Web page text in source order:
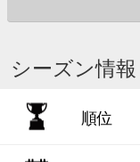
シーズン情報
順位